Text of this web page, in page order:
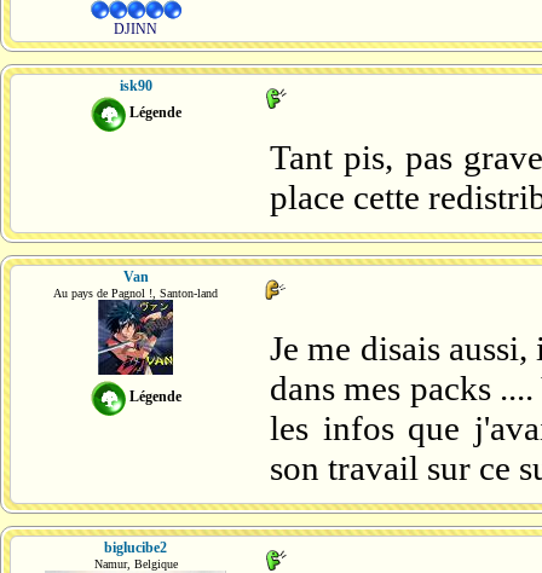
DJINN
isk90
Légende
Tant pis, pas
place cette
Van
Au pays de Pagnol !, Santon-land
Légende
Je me disais
dans mes packs
les infos que
son travail sur ce
biglucibe2
Namur, Belgique